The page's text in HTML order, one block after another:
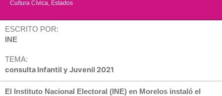
Cultura Cívica Estados
ESCRITO POR:
INE
TEMA:
consulta Infantil y Juvenil 2021
El Instituto Nacional Electoral (INE) en Morelos instaló el